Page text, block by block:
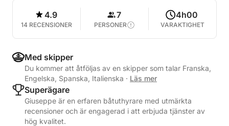
4.9
14 RECENSIONER
7
PERSONER
4h00
VARAKTIGHET
Med skipper
Du kommer att åtföljas av en skipper som talar Franska,
Engelska, Spanska, Italienska · Läs mer
Superägare
Giuseppe är en erfaren båtuthyrare med utmärkta
recensioner och är engagerad i att erbjuda tjänster av
hög kvalitet.